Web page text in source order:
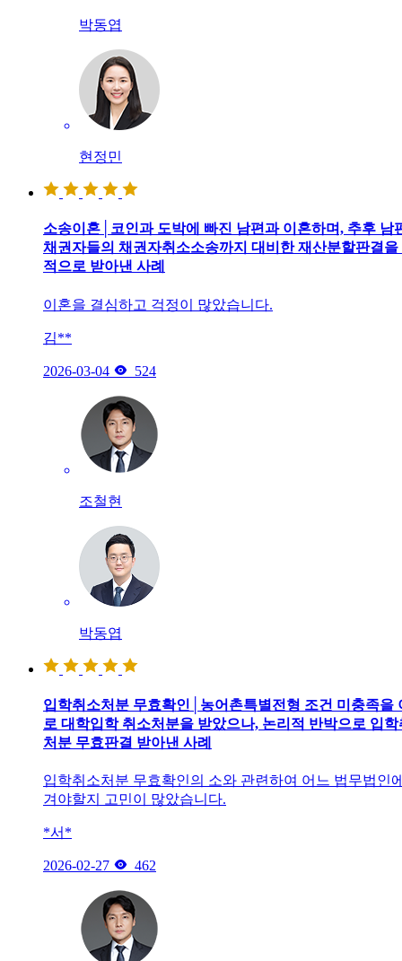
박동엽
현정민
소송이혼│코인과 도박에 빠진 남편과 이혼하며, 추후 남
채권자들의 채권자취소소송까지 대비한 재산분할판결을
적으로 받아낸 사례
이혼을 결심하고 걱정이 많았습니다.
김**
2026-03-04  524
조철현
박동엽
입학취소처분 무효확인│농어촌특별전형 조건 미충족을
로 대학입학 취소처분을 받았으나, 논리적 반박으로 입학
처분 무효판결 받아낸 사례
입학취소처분 무효확인의 소와 관련하여 어느 법무법인
겨야할지 고민이 많았습니다.
*서*
2026-02-27  462